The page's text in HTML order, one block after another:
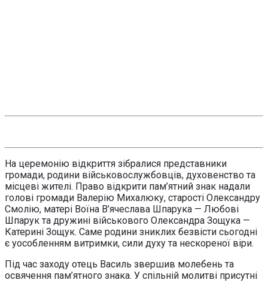
На церемонію відкриття зібралися представники
громади, родини військовослужбовців, духовенство та
місцеві жителі. Право відкрити пам’ятний знак надали
голові громади Валерію Михалюку, старості Олександру
Смолію, матері Воїна В’ячеслава Шпарука — Любові
Шпарук та дружині військового Олександра Зощука —
Катерині Зощук. Саме родини зниклих безвісти сьогодні
є уособленням витримки, сили духу та нескореної віри.
Під час заходу отець Василь звершив молебень та
освячення пам’ятного знака. У спільній молитві присутні